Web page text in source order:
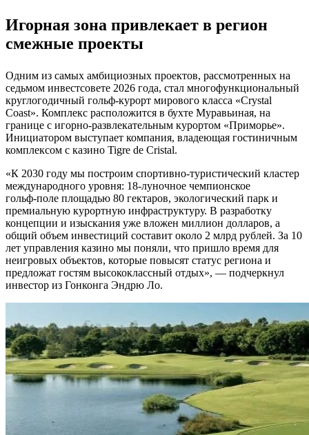
Игорная зона привлекает в регион
смежные проекты
Одним из самых амбициозных проектов, рассмотренных на
седьмом инвестсовете 2026 года, стал многофункциональный
круглогодичный гольф‑курорт мирового класса «Crystal
Coast». Комплекс расположится в бухте Муравьиная, на
границе с игорно‑развлекательным курортом «Приморье».
Инициатором выступает компания, владеющая гостиничным
комплексом с казино Tigre de Cristal.
«К 2030 году мы построим спортивно‑туристический кластер
международного уровня: 18‑луночное чемпионское
гольф‑поле площадью 80 гектаров, экологический парк и
премиальную курортную инфраструктуру. В разработку
концепции и изыскания уже вложен миллион долларов, а
общий объем инвестиций составит около 2 млрд рублей. За 10
лет управления казино мы поняли, что пришло время для
неигровых объектов, которые повысят статус региона и
предложат гостям высококлассный отдых», — подчеркнул
инвестор из Гонконга Эндрю Ло.